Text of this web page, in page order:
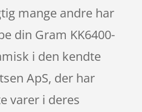
mange andre har
din Gram KK6400-
i den kendte
ApS, der har
varer i deres